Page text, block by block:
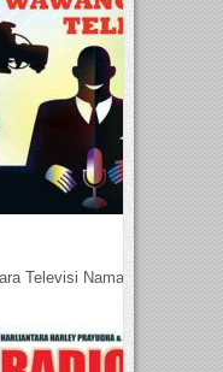
Televisi Nama